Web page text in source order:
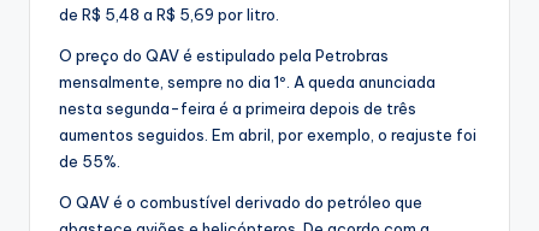
de R$ 5,48 a R$ 5,69 por litro.
O preço do QAV é estipulado pela Petrobras
mensalmente, sempre no dia 1º. A queda anunciada
nesta segunda-feira é a primeira depois de três
aumentos seguidos. Em abril, por exemplo, o reajuste foi
de 55%.
O QAV é o combustível derivado do petróleo que